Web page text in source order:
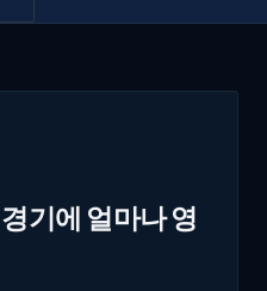
기에 얼마나 영